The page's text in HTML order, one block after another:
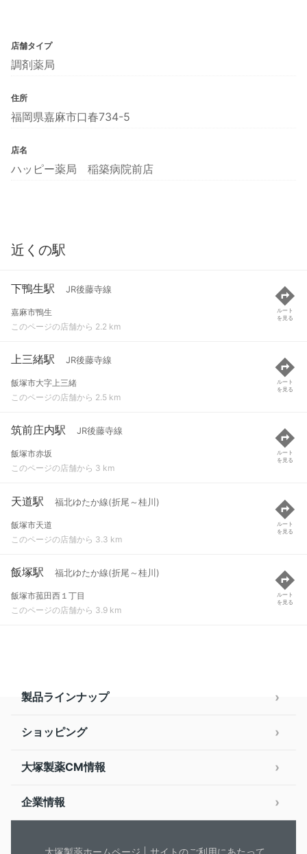
店舗タイプ
調剤薬局
住所
福岡県嘉麻市口春734-5
店名
ハッピー薬局 稲築病院前店
近くの駅
下鴨生駅 JR後藤寺線
嘉麻市鴨生
このページの店舗から 2.2 km
ルート
を見る
上三緒駅 JR後藤寺線
飯塚市大字上三緒
このページの店舗から 2.5 km
ルート
を見る
筑前庄内駅 JR後藤寺線
飯塚市赤坂
このページの店舗から 3 km
ルート
を見る
天道駅 福北ゆたか線(折尾～桂川)
飯塚市天道
このページの店舗から 3.3 km
ルート
を見る
飯塚駅 福北ゆたか線(折尾～桂川)
飯塚市菰田西１丁目
このページの店舗から 3.9 km
ルート
を見る
製品ラインナップ
ショッピング
大塚製薬CM情報
企業情報